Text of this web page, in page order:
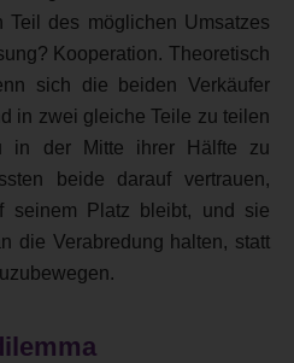
Teil des möglichen Umsatzes
Kooperation. Theoretisch
sich die beiden Verkäufer
in zwei gleiche Teile zu teilen
in der Mitte ihrer Hälfte zu
beide darauf vertrauen,
seinem Platz bleibt, und sie
die Verabredung halten, statt